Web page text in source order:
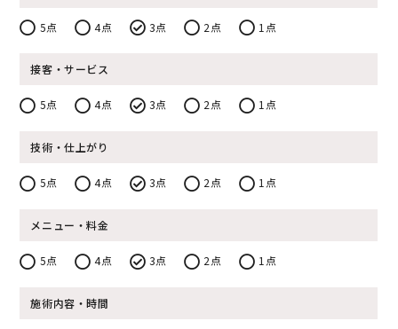
5点 4点 3点 2点 1点
接客・サービス
5点 4点 3点 2点 1点
技術・仕上がり
5点 4点 3点 2点 1点
メニュー・料金
5点 4点 3点 2点 1点
施術内容・時間